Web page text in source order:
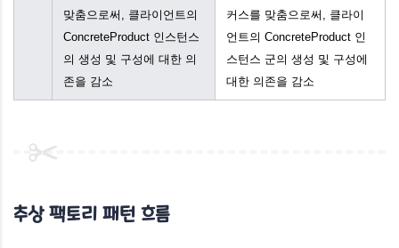
맞춤으로써, 클라이언트의
ConcreteProduct 인스턴스
의 생성 및 구성에 대한 의
존을 감소
커스를 맞춤으로써, 클라이
언트의 ConcreteProduct 인
스턴스 군의 생성 및 구성에
대한 의존을 감소
추상 팩토리 패턴 흐름